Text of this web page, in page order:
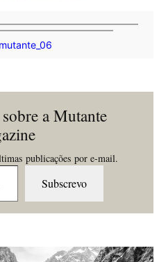
a Mutante
publicações por e-mail.
Subscrevo